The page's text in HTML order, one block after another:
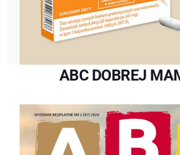
ABC DOBREJ